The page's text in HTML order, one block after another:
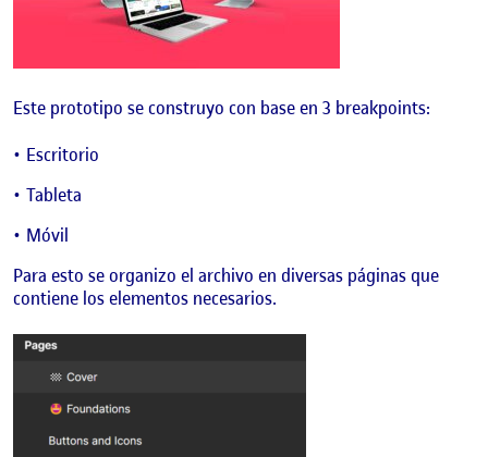
Este prototipo se construyo con base en 3 breakpoints:
Escritorio
Tableta
Móvil
Para esto se organizo el archivo en diversas páginas que
contiene los elementos necesarios.